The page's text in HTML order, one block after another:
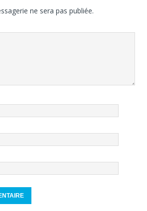
ne sera pas publiée.